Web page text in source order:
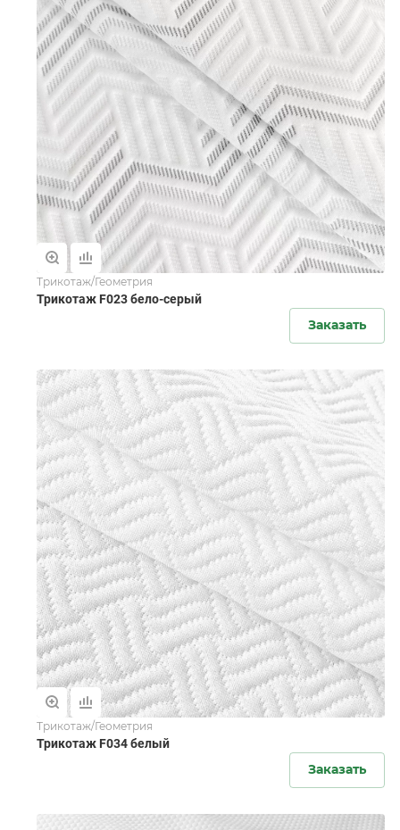
Трикотаж/Геометрия
Трикотаж F023 бело-серый
Заказать
Трикотаж/Геометрия
Трикотаж F034 белый
Заказать